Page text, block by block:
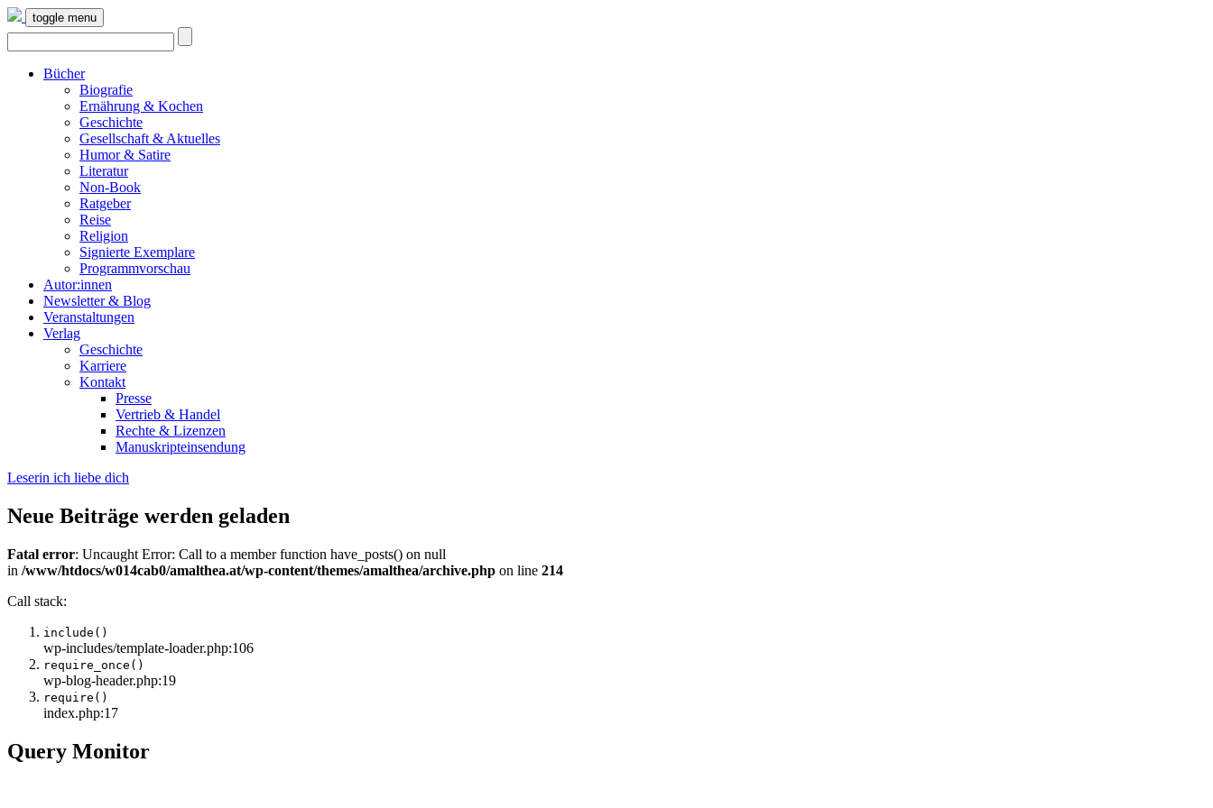
toggle menu
Bücher
Biografie
Ernährung & Kochen
Geschichte
Gesellschaft & Aktuelles
Humor & Satire
Literatur
Non-Book
Ratgeber
Reise
Religion
Signierte Exemplare
Programmvorschau
Autor:innen
Newsletter & Blog
Veranstaltungen
Verlag
Geschichte
Karriere
Kontakt
Presse
Vertrieb & Handel
Rechte & Lizenzen
Manuskripteinsendung
Leserin ich liebe dich
Neue Beiträge werden geladen
Fatal error: Uncaught Error: Call to a member function have_posts() on null
in /www/htdocs/w014cab0/amalthea.at/wp-content/themes/amalthea/archive.php on line 214
Call stack:
include()
wp-includes/template-loader.php:106
require_once()
wp-blog-header.php:19
require()
index.php:17
Query Monitor